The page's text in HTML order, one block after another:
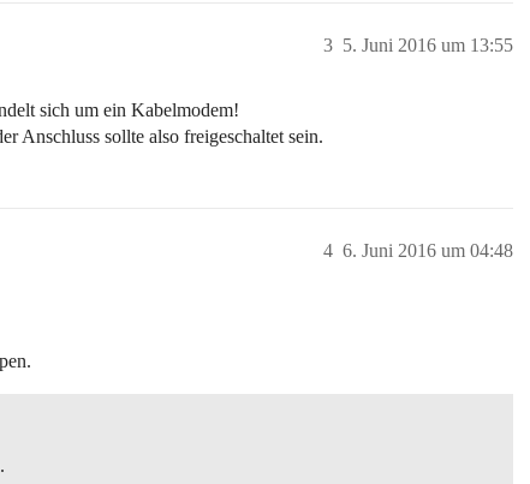
5. Juni 2016 um 13:55
3
sich um ein Kabelmodem!
Anschluss sollte also freigeschaltet sein.
6. Juni 2016 um 04:48
4